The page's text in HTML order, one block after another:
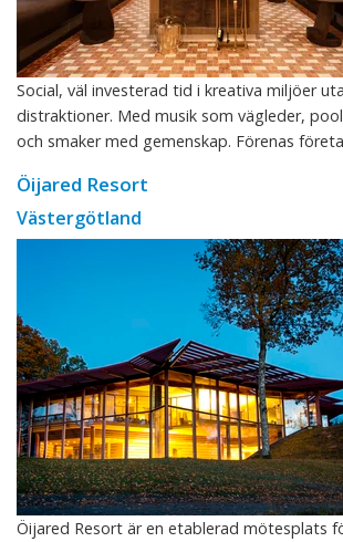
Social, väl investerad tid i kreativa miljöer
distraktioner. Med musik som vägleder,
och smaker med gemenskap. Förenas
Öijared Resort
Västergötland
Öijared Resort är en etablerad mötesplats